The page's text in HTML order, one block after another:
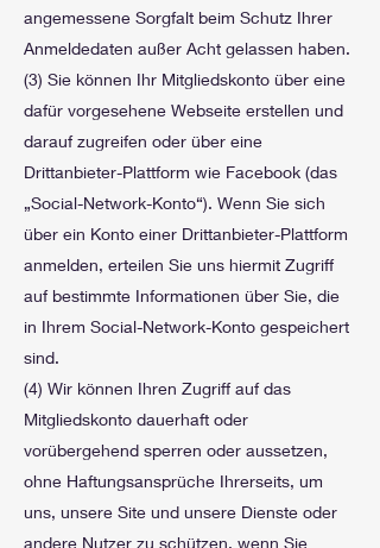
angemessene Sorgfalt beim Schutz Ihrer
Anmeldedaten außer Acht gelassen haben.
(3) Sie können Ihr Mitgliedskonto über eine
dafür vorgesehene Webseite erstellen und
darauf zugreifen oder über eine
Drittanbieter-Plattform wie Facebook (das
„Social-Network-Konto“). Wenn Sie sich
über ein Konto einer Drittanbieter-Plattform
anmelden, erteilen Sie uns hiermit Zugriff
auf bestimmte Informationen über Sie, die
in Ihrem Social-Network-Konto gespeichert
sind.
(4) Wir können Ihren Zugriff auf das
Mitgliedskonto dauerhaft oder
vorübergehend sperren oder aussetzen,
ohne Haftungsansprüche Ihrerseits, um
uns, unsere Site und unsere Dienste oder
andere Nutzer zu schützen, wenn Sie